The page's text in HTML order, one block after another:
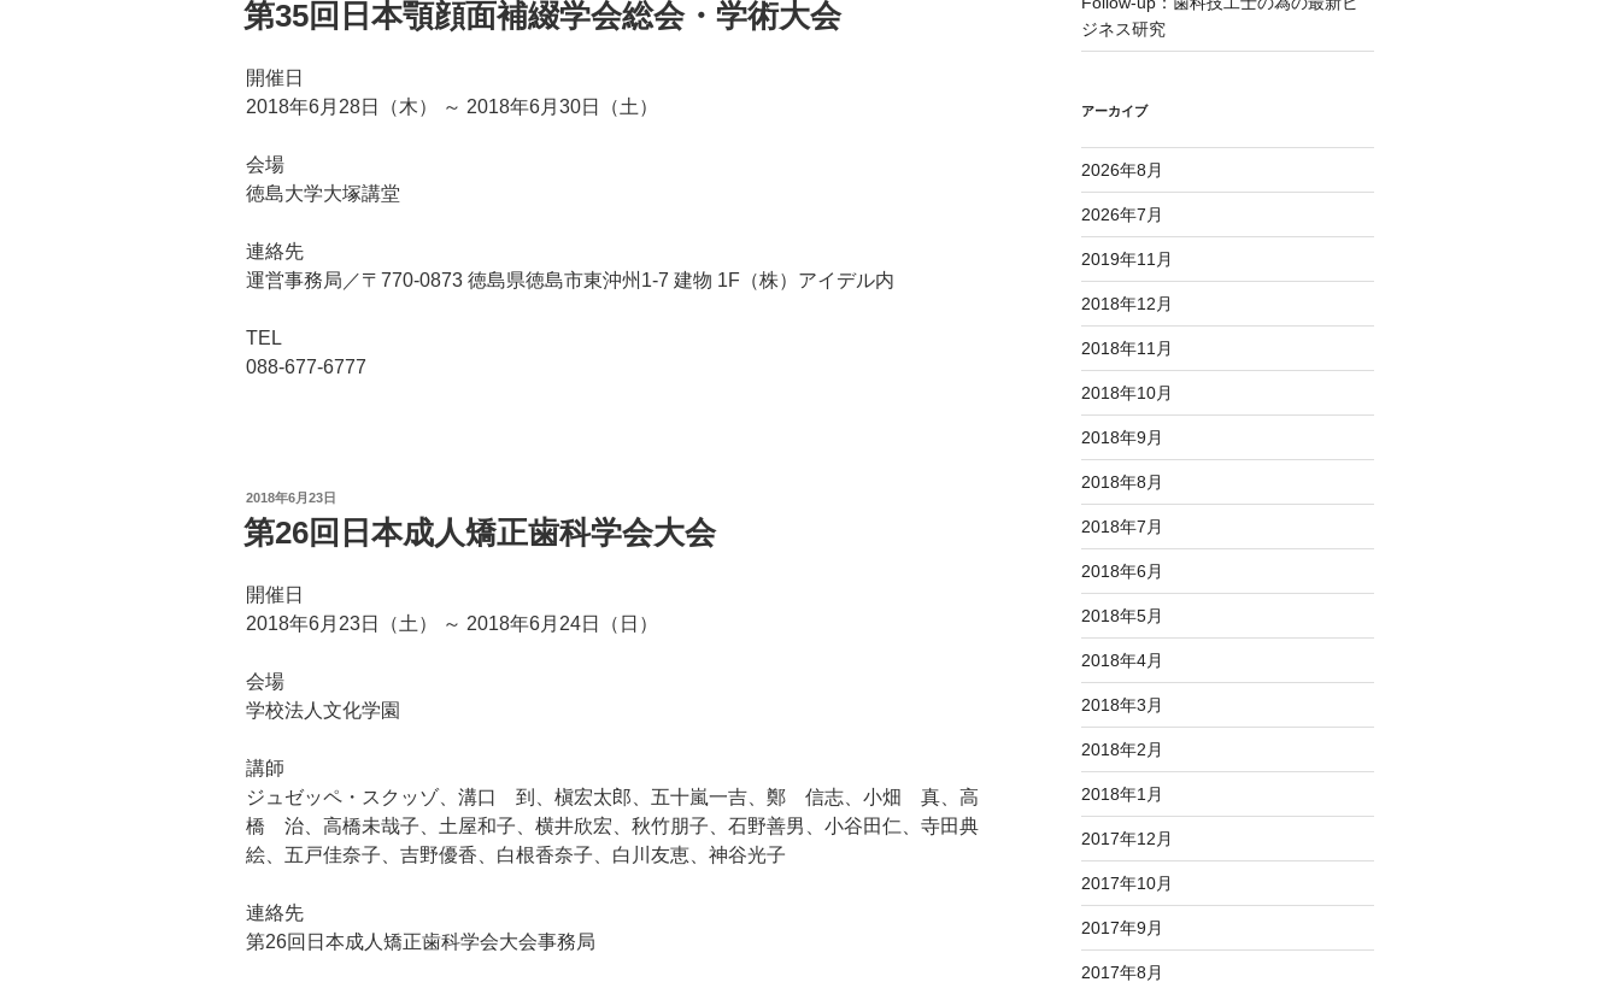
日:
第35回日本顎顔面補綴学会総会・学術大会
開催日
2018年6月28日（木） ～ 2018年6月30日（土）
会場
徳島大学大塚講堂
連絡先
運営事務局／〒770-0873 徳島県徳島市東沖州1-7 建物 1F（株）アイデル内
TEL
088‐677‐6777
投
稿
日:
2018年6月23日
第26回日本成人矯正歯科学会大会
開催日
2018年6月23日（土） ～ 2018年6月24日（日）
会場
学校法人文化学園
講師
ジュゼッペ・スクッゾ、溝口 到、槇宏太郎、五十嵐一吉、鄭 信志、小畑 真、高
橋 治、高橋未哉子、土屋和子、横井欣宏、秋竹朋子、石野善男、小谷田仁、寺田典
絵、五戸佳奈子、吉野優香、白根香奈子、白川友恵、神谷光子
連絡先
第26回日本成人矯正歯科学会大会事務局
ジネス研究
アーカイブ
2026年8月
2026年7月
2019年11月
2018年12月
2018年11月
2018年10月
2018年9月
2018年8月
2018年7月
2018年6月
2018年5月
2018年4月
2018年3月
2018年2月
2018年1月
2017年12月
2017年10月
2017年9月
2017年8月